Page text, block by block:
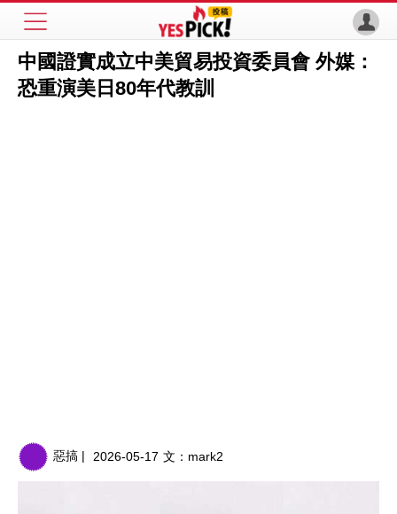
中國證實成立中美貿易投資委員會 外媒：
恐重演美日80年代教訓
惡搞 | 2026-05-17 文： mark2